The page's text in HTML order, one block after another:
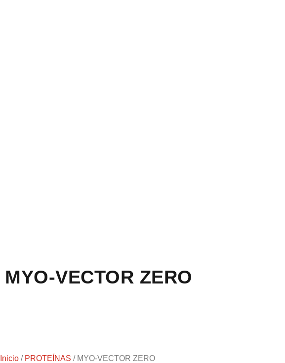
MYO-VECTOR ZERO
Inicio / PROTEÍNAS / MYO-VECTOR ZERO